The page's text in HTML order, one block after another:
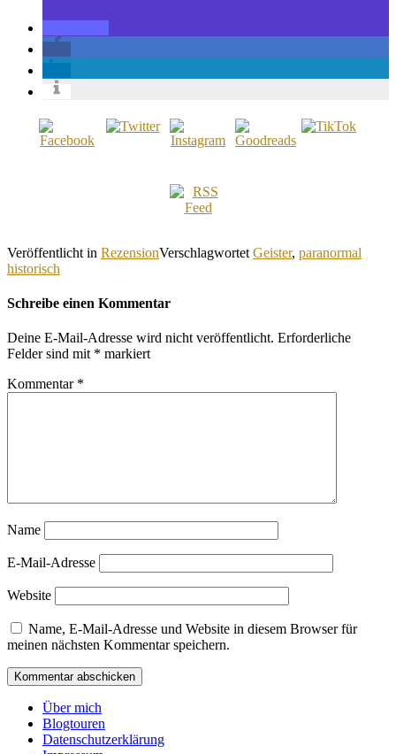
Veröffentlicht in RezensionVerschlagwortet Geister, paranormal
historisch
Schreibe einen Kommentar
Deine E-Mail-Adresse wird nicht veröffentlicht. Erforderliche
Felder sind mit * markiert
Kommentar *
Name
E-Mail-Adresse
Website
Name, E-Mail-Adresse und Website in diesem Browser für
meinen nächsten Kommentar speichern.
Über mich
Blogtouren
Datenschutzerklärung